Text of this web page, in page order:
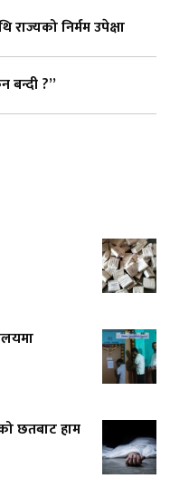
राज्यको निर्मम उपेक्षा
बन्दी ?”
छतबाट हाम